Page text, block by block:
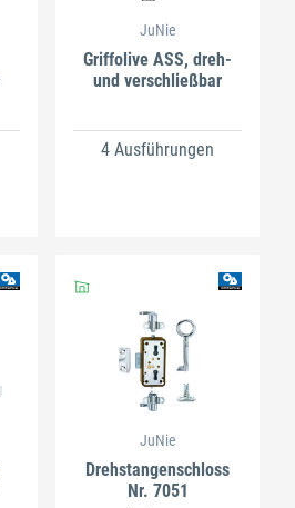
JuNie
Griffolive ASS, dreh-
und verschließbar
4 Ausführungen
JuNie
Drehstangenschloss
Nr. 7051